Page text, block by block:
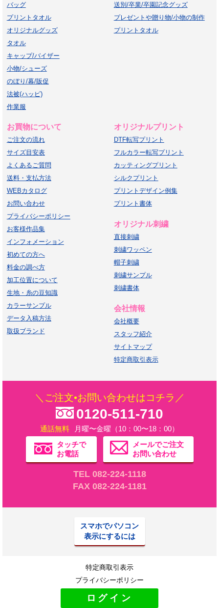
バッグ
プリントタオル
オリジナルグッズ
タオル
キャップ/バイザー
小物/シューズ
のぼり/幕/販促
法被(ハッピ)
作業服
送別/卒業/卒園記念グッズ
プレゼントや贈り物/小物の制作
プリントタオル
お買物について
ご注文の流れ
サイズ目安表
よくあるご質問
送料・支払方法
WEBカタログ
お問い合わせ
プライバシーポリシー
お客様作品集
インフォメーション
初めての方へ
料金の調べ方
加工位置について
生地・糸の豆知識
カラーサンプル
データ入稿方法
取扱ブランド
オリジナルプリント
DTF転写プリント
フルカラー転写プリント
カッティングプリント
シルクプリント
プリントデザイン例集
プリント書体
オリジナル刺繍
直接刺繍
刺繍ワッペン
帽子刺繍
刺繍サンプル
刺繍書体
会社情報
会社概要
スタッフ紹介
サイトマップ
特定商取引表示
＼ご注文•お問い合わせはコチラ／
0120-511-710
通話無料
月曜〜金曜（10：00〜18：00）
タッチで
お電話
メールでご注文
お問い合わせ
TEL 082-224-1118
FAX 082-224-1181
スマホでパソコン
表示にするには
特定商取引表示
プライバシーポリシー
ログイン